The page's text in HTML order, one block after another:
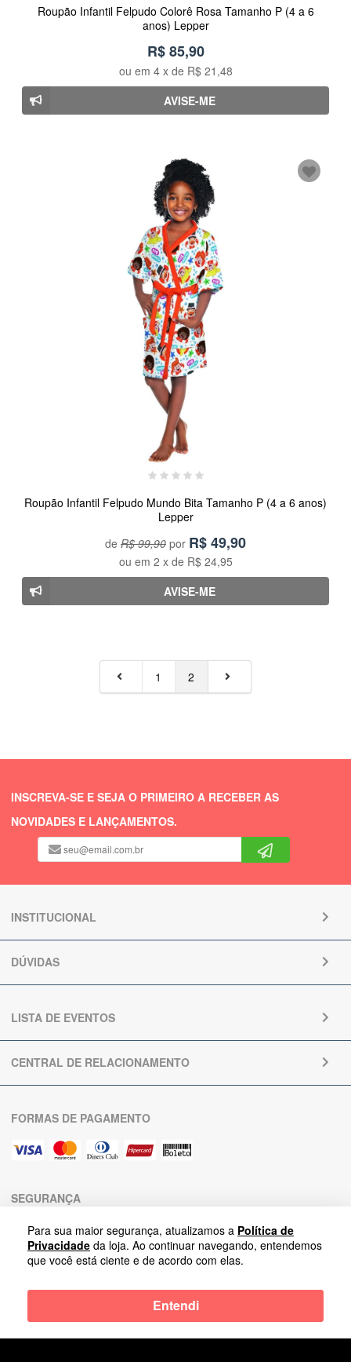
Roupão Infantil Felpudo Colorê Rosa Tamanho P (4 a 6
anos) Lepper
R$ 85,90
ou em 4x de R$ 21,48
AVISE-ME
Roupão Infantil Felpudo Mundo Bita Tamanho P (4 a 6 anos)
Lepper
de R$ 99,90 por R$49,90
ou em 2 x de R$ 24,95
AVISE-ME
1 2
Para sua maior segurança, atualizamos a Política de
Privacidade da loja. Ao continuar navegando, entendemos
que você está ciente e de acordo com elas.
Entendi
INSCREVA-SE E SEJA O PRIMEIRO A RECEBER AS
NOVIDADES E LANÇAMENTOS.
INSTITUCIONAL
DÚVIDAS
LISTA DE EVENTOS
CENTRAL DE RELACIONAMENTO
FORMAS DE PAGAMENTO
SEGURANÇA